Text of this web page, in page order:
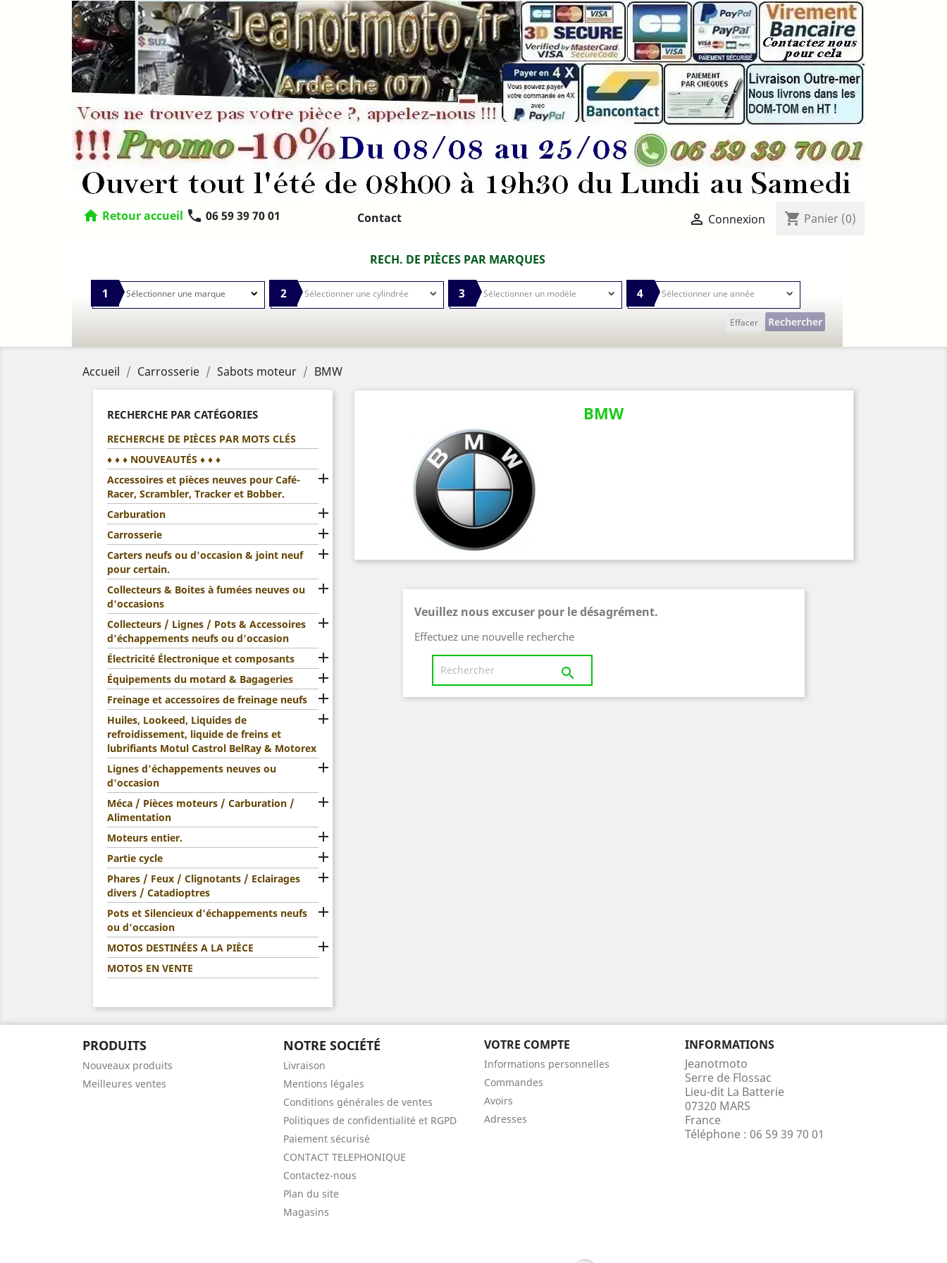
home Retour accueil phone 06 59 39 70 01 Contact  Connexion shopping_cart Panier (0)
RECH. DE PIÈCES PAR MARQUES
1 2 3 4
Effacer Rechercher
Accueil Carrosserie Sabots moteur BMW
RECHERCHE PAR CATÉGORIES
RECHERCHE DE PIÈCES PAR MOTS CLÉS
♦ ♦ ♦ NOUVEAUTÉS ♦ ♦ ♦
Accessoires et pièces neuves pour Café-
Racer, Scrambler, Tracker et Bobber.

Carburation 
Carrosserie 
Carters neufs ou d'occasion & joint neuf
pour certain.

Collecteurs & Boites à fumées neuves ou
d'occasions

Collecteurs / Lignes / Pots & Accessoires
d'échappements neufs ou d'occasion

Électricité Électronique et composants 
Équipements du motard & Bagageries 
Freinage et accessoires de freinage neufs 
Huiles, Lookeed, Liquides de
refroidissement, liquide de freins et
lubrifiants Motul Castrol BelRay & Motorex

Lignes d'échappements neuves ou
d'occasion

Méca / Pièces moteurs / Carburation /
Alimentation

Moteurs entier. 
Partie cycle 
Phares / Feux / Clignotants / Eclairages
divers / Catadioptres

Pots et Silencieux d'échappements neufs
ou d'occasion

MOTOS DESTINÉES A LA PIÈCE 
MOTOS EN VENTE
BMW
Veuillez nous excuser pour le désagrément.
Effectuez une nouvelle recherche

PRODUITS
Nouveaux produits
Meilleures ventes
NOTRE SOCIÉTÉ
Livraison
Mentions légales
Conditions générales de ventes
Politiques de confidentialité et RGPD
Paiement sécurisé
CONTACT TELEPHONIQUE
Contactez-nous
Plan du site
Magasins
VOTRE COMPTE
Informations personnelles
Commandes
Avoirs
Adresses
INFORMATIONS
Jeanotmoto
Serre de Flossac
Lieu-dit La Batterie
07320 MARS
France
Téléphone : 06 59 39 70 01